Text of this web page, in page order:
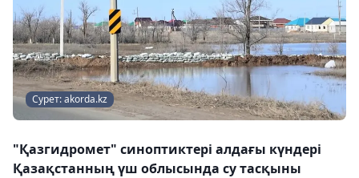
Сурет: akorda.kz
"Қазгидромет" синоптиктері алдағы күндері
Қазақстанның үш облысында су тасқыны